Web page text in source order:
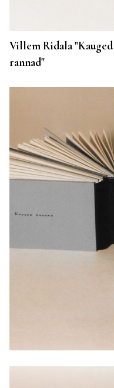
Villem Ridala "Kauged
rannad"